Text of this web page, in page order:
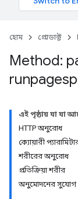
হোম প্রোডাক্ট
Method:
এই পৃষ্ঠায় যা যা
HTTP অনুরোধ
ক্যোয়ারী
শরীরের অনুরোধ
প্রতিক্রিয়া শরীর
অনুমোদনের সুযোগ